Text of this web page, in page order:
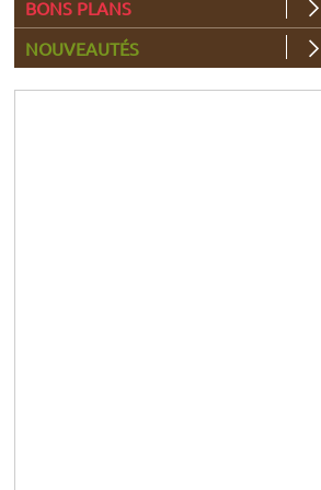
BONS PLANS
NOUVEAUTÉS